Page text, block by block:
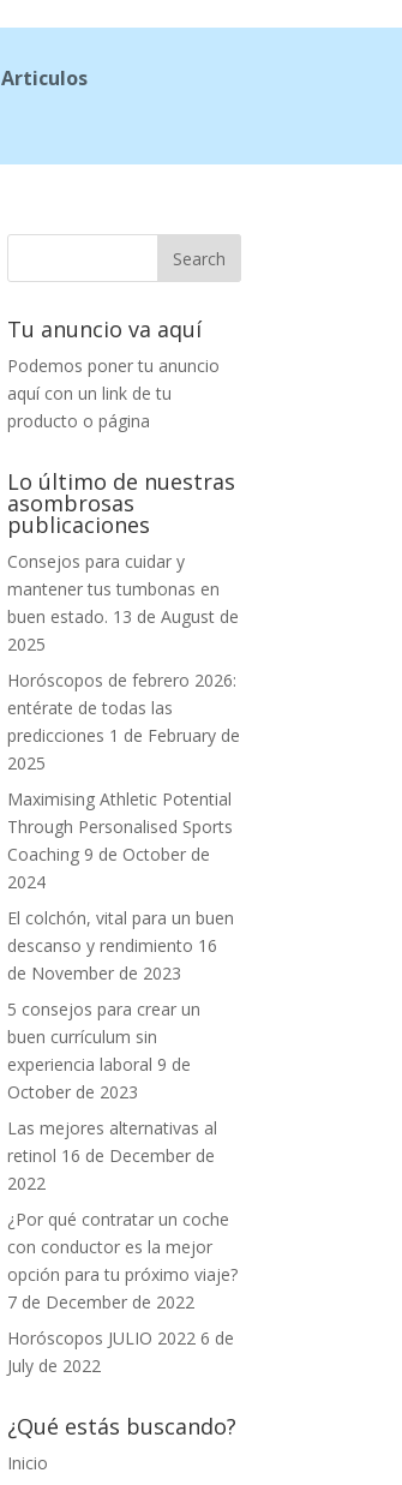
Articulos
Tu anuncio va aquí
Podemos poner tu anuncio
aquí con un link de tu
producto o página
Lo último de nuestras
asombrosas
publicaciones
Consejos para cuidar y
mantener tus tumbonas en
buen estado. 13 de August de
2025
Horóscopos de febrero 2026:
entérate de todas las
predicciones 1 de February de
2025
Maximising Athletic Potential
Through Personalised Sports
Coaching 9 de October de
2024
El colchón, vital para un buen
descanso y rendimiento 16
de November de 2023
5 consejos para crear un
buen currículum sin
experiencia laboral 9 de
October de 2023
Las mejores alternativas al
retinol 16 de December de
2022
¿Por qué contratar un coche
con conductor es la mejor
opción para tu próximo viaje?
7 de December de 2022
Horóscopos JULIO 2022 6 de
July de 2022
¿Qué estás buscando?
Inicio